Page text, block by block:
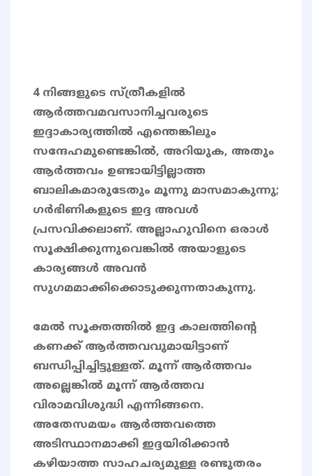
4 നിങ്ങളുടെ സ്ത്രീകളില്‍
ആര്‍ത്തവമവസാനിച്ചവരുടെ
ഇദ്ദാകാര്യത്തില്‍ എന്തെങ്കിലും
സന്ദേഹമുണ്ടെങ്കില്‍, അറിയുക, അതും
ആര്‍ത്തവം ഉണ്ടായിട്ടില്ലാത്ത
ബാലികമാരുടേതും മൂന്നു മാസമാകുന്നു;
ഗര്‍ഭിണികളുടെ ഇദ്ദ അവള്‍
പ്രസവിക്കലാണ്. അല്ലാഹുവിനെ ഒരാള്‍
സൂക്ഷിക്കുന്നുവെങ്കില്‍ അയാളുടെ
കാര്യങ്ങള്‍ അവന്‍
സുഗമമാക്കിക്കൊടുക്കുന്നതാകുന്നു.
മേൽ സൂക്തത്തിൽ ഇദ്ദ കാലത്തിൻ്റെ
കണക്ക് ആർത്തവവുമായിട്ടാണ്
ബന്ധിപ്പിച്ചിട്ടുള്ളത്. മൂന്ന് ആർത്തവം
അല്ലെങ്കിൽ മൂന്ന് ആർത്തവ
വിരാമവിശുദ്ധി എന്നിങ്ങനെ.
അതേസമയം ആർത്തവത്തെ
അടിസ്ഥാനമാക്കി ഇദ്ദയിരിക്കാൻ
കഴിയാത്ത സാഹചര്യമുള്ള രണ്ടുതരം